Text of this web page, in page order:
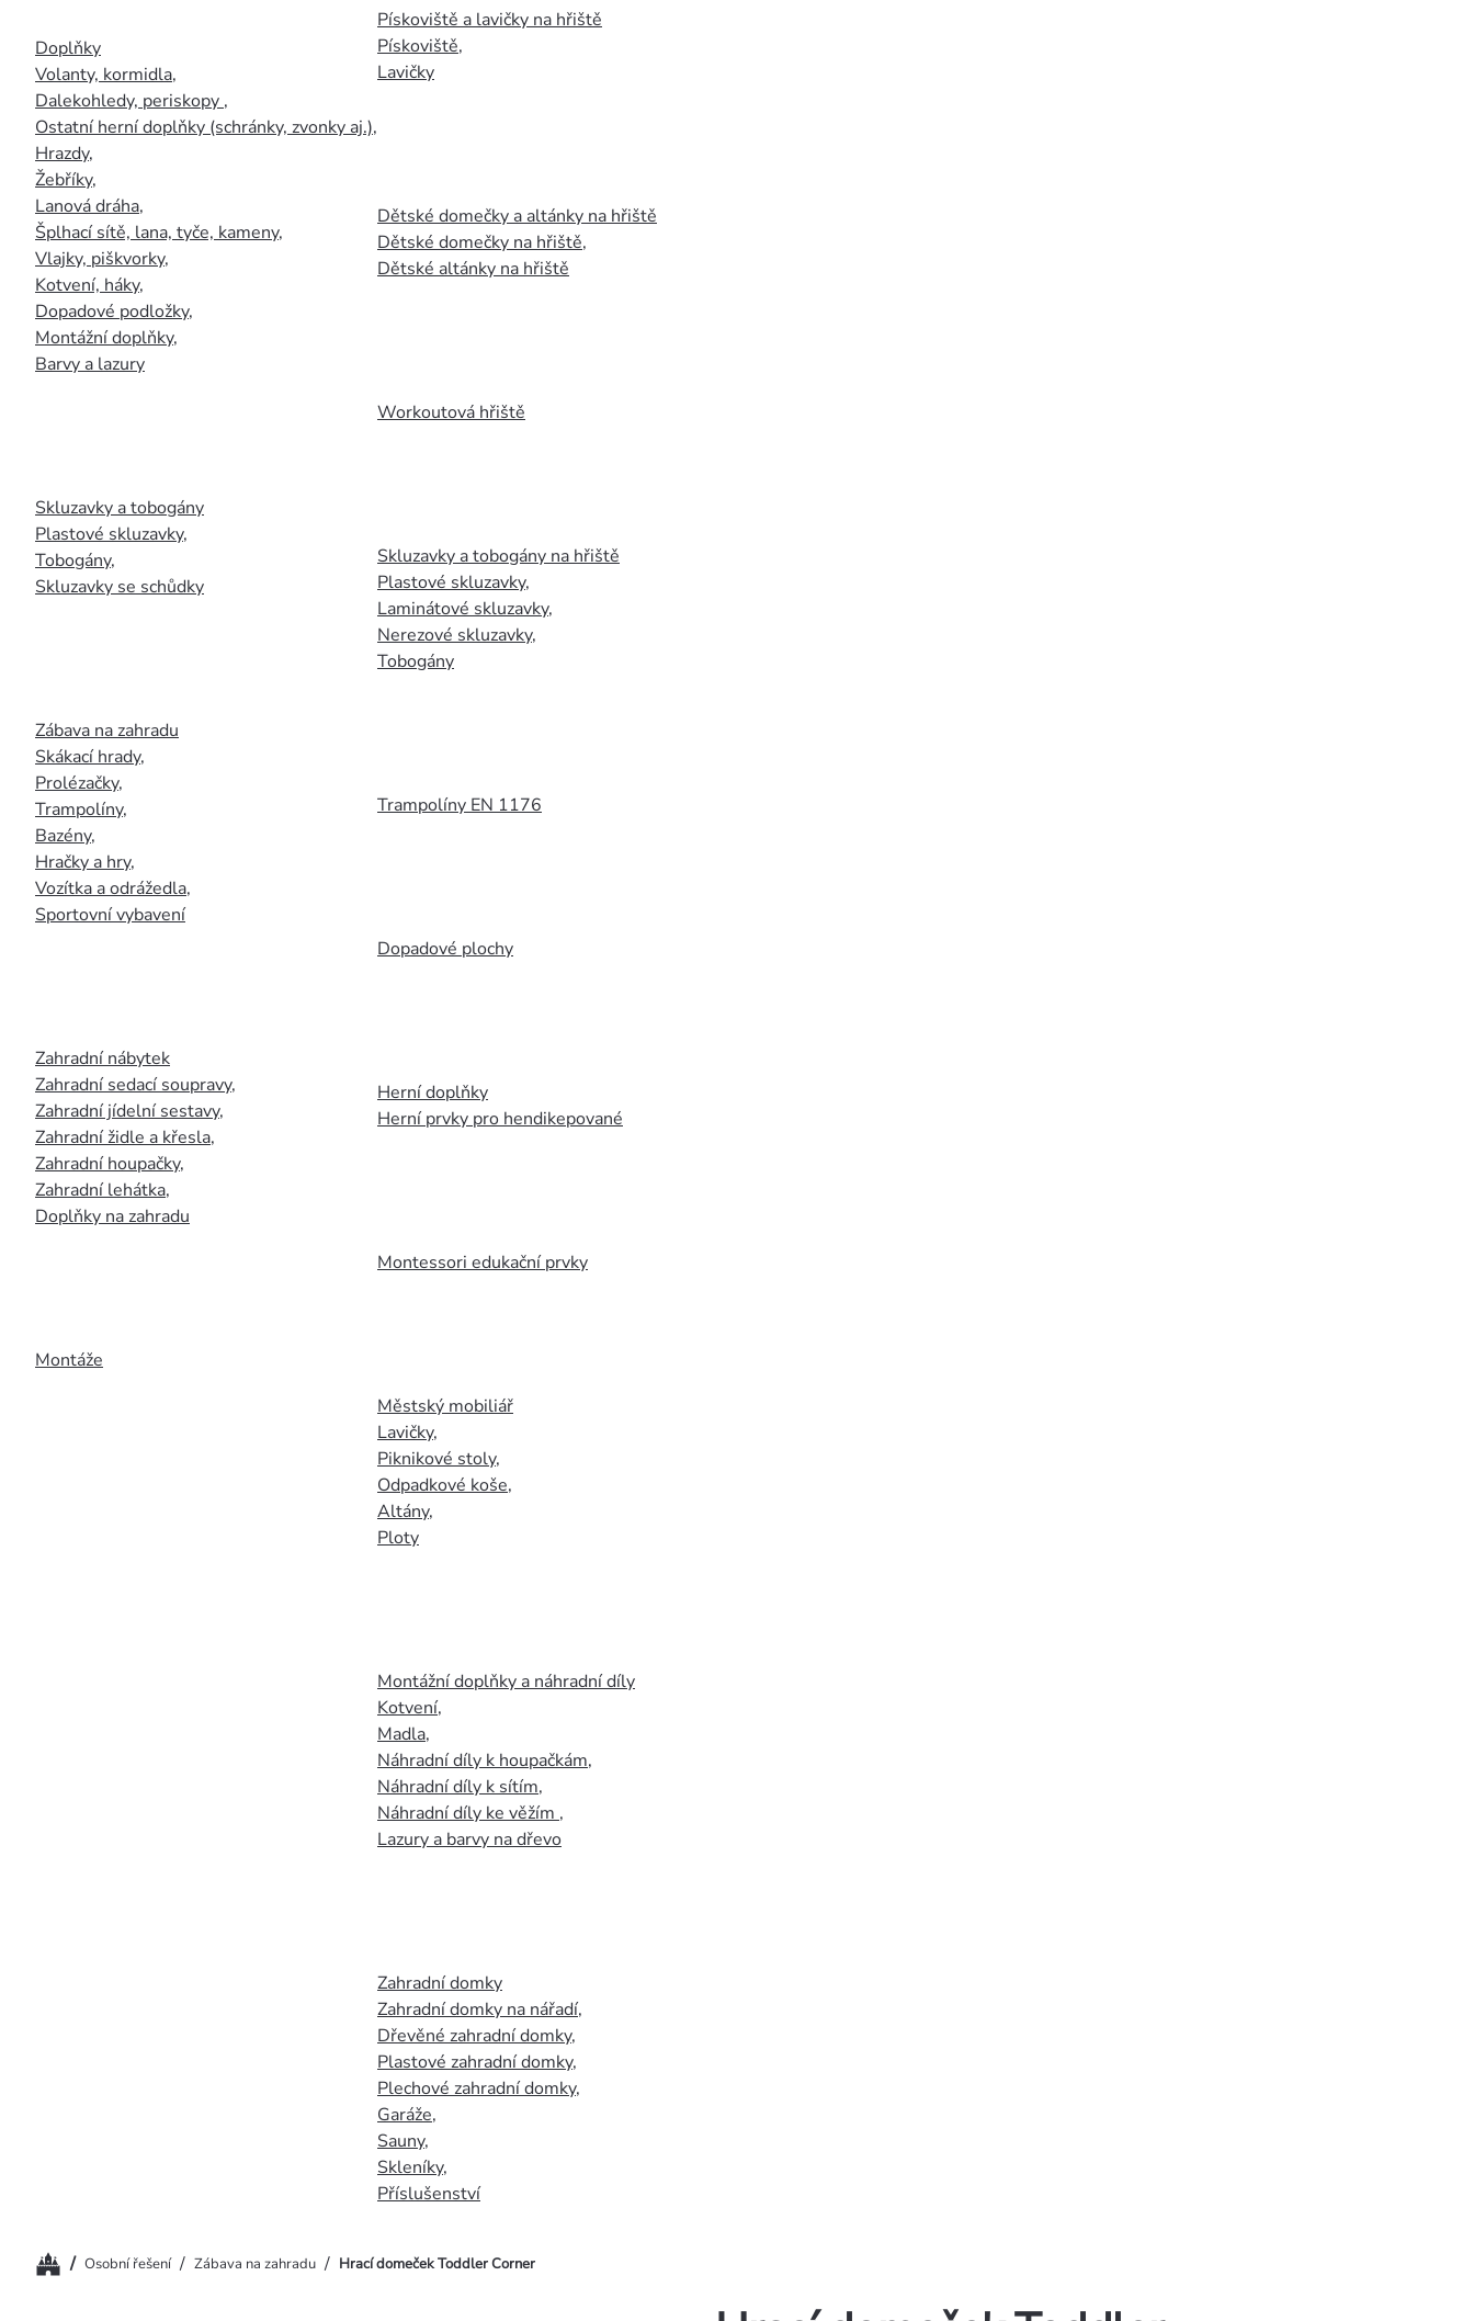
Doplňky
Volanty, kormidla,
Dalekohledy, periskopy ,
Ostatní herní doplňky (schránky, zvonky aj.),
Hrazdy,
Žebříky,
Lanová dráha,
Šplhací sítě, lana, tyče, kameny,
Vlajky, piškvorky,
Kotvení, háky,
Dopadové podložky,
Montážní doplňky,
Barvy a lazury
Skluzavky a tobogány
Plastové skluzavky,
Tobogány,
Skluzavky se schůdky
Zábava na zahradu
Skákací hrady,
Prolézačky,
Trampolíny,
Bazény,
Hračky a hry,
Vozítka a odrážedla,
Sportovní vybavení
Zahradní nábytek
Zahradní sedací soupravy,
Zahradní jídelní sestavy,
Zahradní židle a křesla,
Zahradní houpačky,
Zahradní lehátka,
Doplňky na zahradu
Montáže
Pískoviště a lavičky na hřiště
Pískoviště,
Lavičky
Dětské domečky a altánky na hřiště
Dětské domečky na hřiště,
Dětské altánky na hřiště
Workoutová hřiště
Skluzavky a tobogány na hřiště
Plastové skluzavky,
Laminátové skluzavky,
Nerezové skluzavky,
Tobogány
Trampolíny EN 1176
Dopadové plochy
Herní doplňky
Herní prvky pro hendikepované
Montessori edukační prvky
Městský mobiliář
Lavičky,
Piknikové stoly,
Odpadkové koše,
Altány,
Ploty
Montážní doplňky a náhradní díly
Kotvení,
Madla,
Náhradní díly k houpačkám,
Náhradní díly k sítím,
Náhradní díly ke věžím ,
Lazury a barvy na dřevo
Zahradní domky
Zahradní domky na nářadí,
Dřevěné zahradní domky,
Plastové zahradní domky,
Plechové zahradní domky,
Garáže,
Sauny,
Skleníky,
Příslušenství
Domů/ Osobní řešení / Zábava na zahradu / Hrací domeček Toddler Corner